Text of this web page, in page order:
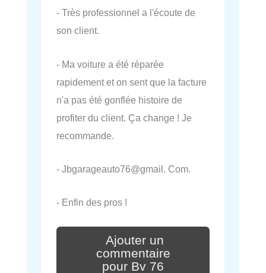
- Très professionnel a l'écoute de
son client.
- Ma voiture a été réparée
rapidement et on sent que la facture
n'a pas été gonflée histoire de
profiter du client. Ça change ! Je
recommande.
- Jbgarageauto76@gmail. Com.
- Enfin des pros !
Ajouter un
commentaire
pour Bv 76